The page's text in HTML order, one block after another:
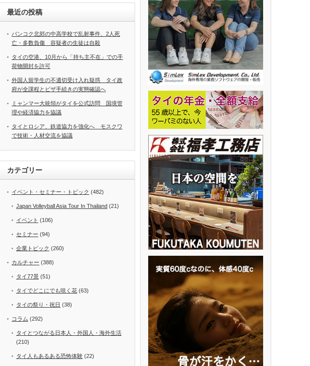
最近の投稿
バンコク北郊の中高学校で乱射事件、2人死
亡・多数負傷 容疑者の生徒は自殺
タイの空港、10月から「持ち主不在」での手
荷物開封を許可
外国人留学生の不適切受け入れ疑惑 タイ政
府が全課程とビザ手続きの実態確認へ
ミャンマー大統領がタイを公式訪問 国境管
理や経済協力を協議
タイとロシア、鉄道協力を強化へ モスクワ
で技術・人材交流を協議
カテゴリー
イベント・セミナー・トピック (482)
Japan Volleyball Asia Tour In Thailand (21)
イベント (106)
セミナー (94)
企業トピック (260)
カルチャー (388)
タイ77景 (51)
タイでどこにでも咲く花 (63)
タイの祭り・祝日 (38)
コラム (292)
タイとつながる日本人・外国人・海外生活
(210)
タイ人もあるある恐怖体験 (22)